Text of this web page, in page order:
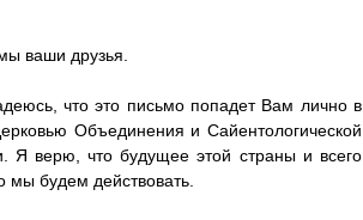
ваши друзья.
что это письмо попадет Вам лично в
Объединения и Сайентологической
Я верю, что будущее этой страны и всего
мы будем действовать.